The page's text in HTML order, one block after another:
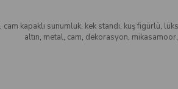
, cam kapaklı sunumluk, kek standı, kuş figürlü,
altın, metal, cam, dekorasyon, mikasamoor,